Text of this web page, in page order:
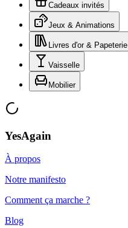
Cadeaux invités
Jeux & Animations
Livres d'or & Papeterie
Vaisselle
Mobilier
YesAgain
À propos
Notre manifesto
Comment ça marche ?
Blog